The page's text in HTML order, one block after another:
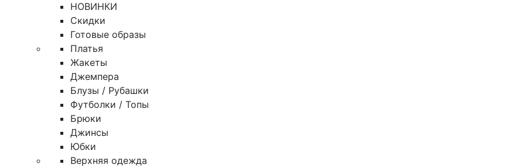
НОВИНКИ
Скидки
Готовые образы
Платья
Жакеты
Джемпера
Блузы / Рубашки
Футболки / Топы
Брюки
Джинсы
Юбки
Верхняя одежда